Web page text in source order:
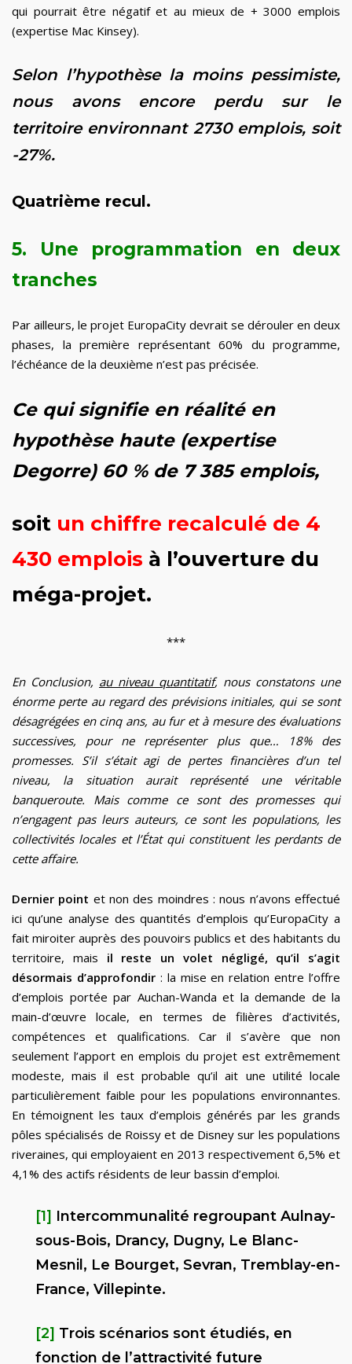
qui pourrait être négatif et au mieux de + 3000 emplois
(expertise Mac Kinsey).
Selon l’hypothèse la moins pessimiste,
nous avons encore perdu sur le
territoire environnant 2730 emplois, soit
-27%.
Quatrième recul.
5. Une programmation en deux
tranches
Par ailleurs, le projet EuropaCity devrait se dérouler en deux
phases, la première représentant 60% du programme,
l’échéance de la deuxième n’est pas précisée.
Ce qui signifie en réalité en
hypothèse haute (expertise
Degorre) 60 % de 7 385 emplois,
soit un chiffre recalculé de 4
430 emplois à l’ouverture du
méga-projet.
***
En Conclusion, au niveau quantitatif, nous constatons une
énorme perte au regard des prévisions initiales, qui se sont
désagrégées en cinq ans, au fur et à mesure des évaluations
successives, pour ne représenter plus que… 18% des
promesses. S’il s’était agi de pertes financières d’un tel
niveau, la situation aurait représenté une véritable
banqueroute. Mais comme ce sont des promesses qui
n’engagent pas leurs auteurs, ce sont les populations, les
collectivités locales et l’État qui constituent les perdants de
cette affaire.
Dernier point et non des moindres : nous n’avons effectué
ici qu’une analyse des quantités d’emplois qu’EuropaCity a
fait miroiter auprès des pouvoirs publics et des habitants du
territoire, mais il reste un volet négligé, qu’il s’agit
désormais d’approfondir : la mise en relation entre l’offre
d’emplois portée par Auchan-Wanda et la demande de la
main-d’œuvre locale, en termes de filières d’activités,
compétences et qualifications. Car il s’avère que non
seulement l’apport en emplois du projet est extrêmement
modeste, mais il est probable qu’il ait une utilité locale
particulièrement faible pour les populations environnantes.
En témoignent les taux d’emplois générés par les grands
pôles spécialisés de Roissy et de Disney sur les populations
riveraines, qui employaient en 2013 respectivement 6,5% et
4,1% des actifs résidents de leur bassin d’emploi.
[1] Intercommunalité regroupant Aulnay-
sous-Bois, Drancy, Dugny, Le Blanc-
Mesnil, Le Bourget, Sevran, Tremblay-en-
France, Villepinte.
[2] Trois scénarios sont étudiés, en
fonction de l’attractivité future